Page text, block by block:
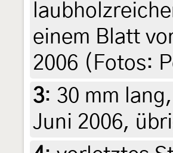
einem Blatt
2006 (Fotos:
3: 30 mm
Juni 2006,